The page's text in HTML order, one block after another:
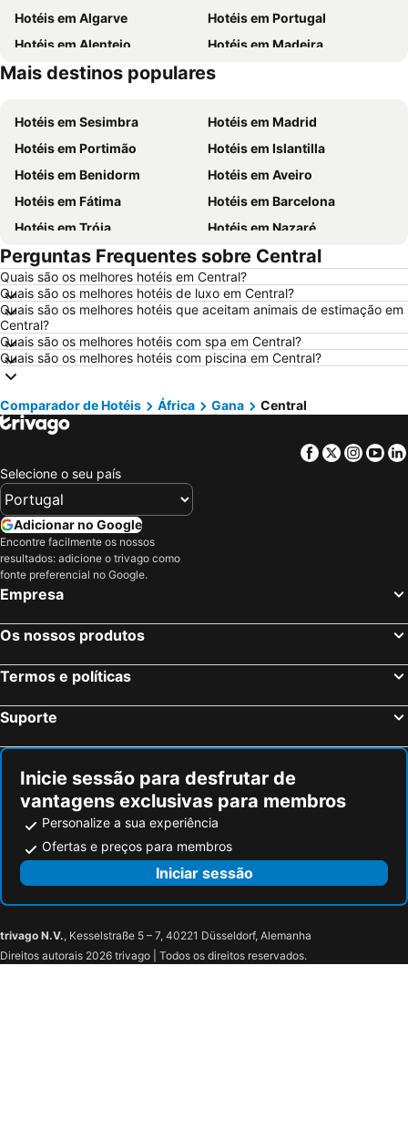
Hotéis em Algarve
Hotéis em Portugal
Hotéis em Alentejo
Hotéis em Madeira
Hotéis em Centro de Portugal
Hotéis em Málaga
Mais destinos populares
Hotéis em Sesimbra
Hotéis em Madrid
Hotéis em Portimão
Hotéis em Islantilla
Hotéis em Benidorm
Hotéis em Aveiro
Hotéis em Fátima
Hotéis em Barcelona
Hotéis em Tróia
Hotéis em Nazaré
Hotéis em Évora
Hotéis em Peniche
Hotéis em Porto Santo
Hotéis em Isla Canela
Hotéis em Sangenjo
Hotéis em Vila Nova de Milfontes
Hotéis em Vilamoura
Hotéis em Vigo
Hotéis em Roma
Hotéis em Norte de Portugal
Hotéis em Maiorca
Hotéis em Andaluzia
Hotéis em Minorca
Hotéis em Ilha do Sal
Hotéis em Galiza
Hotéis em Douro
Hotéis em Serra da Estrela
Hotéis em Costa do Sol
Hotéis em Tenerife
Hotéis em São Miguel
Perguntas Frequentes sobre Central
Quais são os melhores hotéis em Central?
Quais são os melhores hotéis de luxo em Central?
Quais são os melhores hotéis que aceitam animais de estimação em
Central?
Quais são os melhores hotéis com spa em Central?
Quais são os melhores hotéis com piscina em Central?
Comparador de Hotéis África Gana Central
Facebook
Twitter
Selecione o seu país
Adicionar no Google
Encontre facilmente os nossos
resultados: adicione o trivago como
fonte preferencial no Google.
Empresa
Os nossos produtos
Termos e políticas
Suporte
Inicie sessão para desfrutar de
vantagens exclusivas para membros
Personalize a sua experiência
Ofertas e preços para membros
Iniciar sessão
trivago N.V., Kesselstraße 5 – 7, 40221 Düsseldorf, Alemanha
Direitos autorais 2026 trivago | Todos os direitos reservados.